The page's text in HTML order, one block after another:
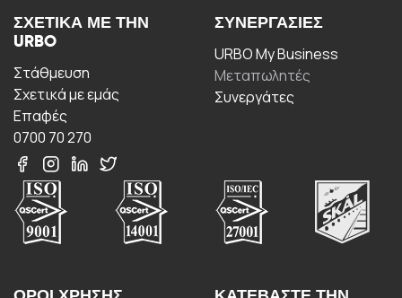
ΣΧΕΤΙΚΆ ΜΕ ΤΗΝ
URBO
Στάθμευση
Σχετικά με εμάς
Επαφές
0700 70 270
ΣΥΝΕΡΓΑΣΊΕΣ
URBO My Business
Μεταπωλητές
Συνεργάτες